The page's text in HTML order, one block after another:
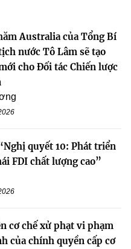
Australia của Tổng Bí
nước Tô Lâm sẽ tạo
cho Đối tác Chiến lược
quyết 10: Phát triển
FDI chất lượng cao”
cơ chế xử phạt vi phạm
của chính quyền cấp cơ